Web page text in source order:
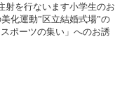
射を行ないます小学生のお
化運動”区立結婚式場”の
ポーツの集い」へのお誘